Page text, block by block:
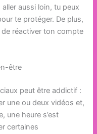
aussi loin, tu peux
te protéger. De plus,
de réactiver ton compte
être
peut être addictif :
une ou deux vidéos et,
une heure s’est
certaines